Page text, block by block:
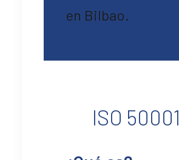
en Bilbao.
ISO 50001